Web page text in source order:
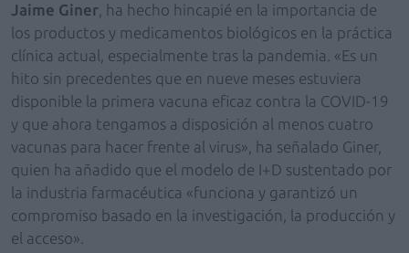
Jaime Giner , ha hecho hincapié en la importancia de
los productos y medicamentos biológicos en la práctica
clínica actual, especialmente tras la pandemia. «Es un
hito sin precedentes que en nueve meses estuviera
disponible la primera vacuna eficaz contra la COVID-19
y que ahora tengamos a disposición al menos cuatro
vacunas para hacer frente al virus», ha señalado Giner,
quien ha añadido que el modelo de I+D sustentado por
la industria farmacéutica «funciona y garantizó un
compromiso basado en la investigación, la producción y
el acceso».